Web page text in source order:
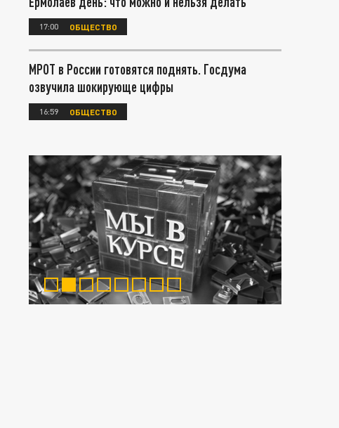
17:00 ОБЩЕСТВО
МРОТ в России готовятся поднять. Госдума
озвучила шокирующе цифры
16:59 ОБЩЕСТВО